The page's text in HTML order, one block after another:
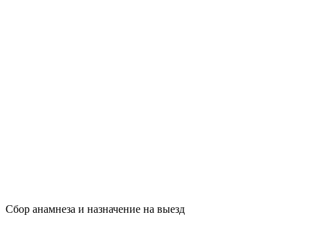
Сбор анамнеза и назначение на выезд